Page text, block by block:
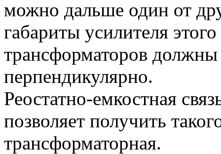
можно дальше один от
габариты усилителя
трансформаторов
перпендикулярно.
Реостатно-емкостная
позволяет получить
трансформаторная.